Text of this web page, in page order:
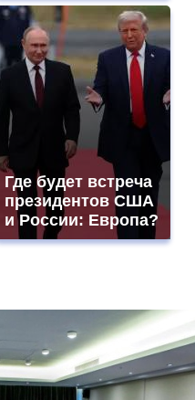
Где будет встреча
президентов США
и России: Европа?